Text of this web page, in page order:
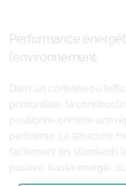
Performance
l’environnement
Dans un contexte où
primordiale, la
positionne comme une
pertinente. La structure
facilement les standards
passive, basse énergie,